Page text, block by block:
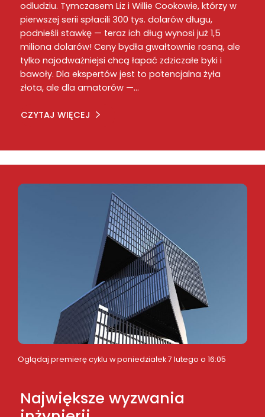
odludziu. Tymczasem Liz i Willie Cookowie, którzy w
pierwszej serii spłacili 300 tys. dolarów długu,
podnieśli stawkę — teraz ich dług wynosi już 1,5
miliona dolarów! Ceny bydła gwałtownie rosną, ale
tylko najodważniejsi chcą łapać zdziczałe byki i
bawoły. Dla ekspertów jest to potencjalna żyła
złota, ale dla amatorów —…
CZYTAJ WIĘCEJ
Oglądaj premierę cyklu w poniedziałek 7 lutego o 16:05
Największe wyzwania